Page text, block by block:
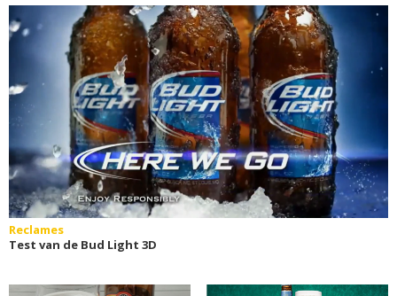
Reclames
Test van de Bud Light 3D